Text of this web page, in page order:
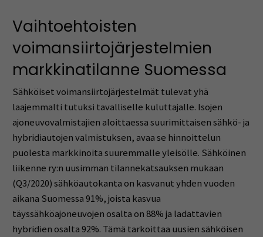
Vaihtoehtoisten
voimansiirtojärjestelmien
markkinatilanne Suomessa
Sähköiset voimansiirtojärjestelmät tulevat yhä
laajemmalti tutuksi tavalliselle kuluttajalle. Isojen
ajoneuvovalmistajien aloittaessa suurimittaisen sähkö- ja
hybridiautojen valmistuksen, avaa se hinnoittelun
puolesta markkinoita suuremmalle yleisölle. Sähköinen
liikenne ry:n uusimman tilannekatsauksen mukaan
(Q3/2020) sähköautokanta on kasvanut yhden vuoden
aikana Suomessa 91%, joista kasvua
täyssähköajoneuvojen osalta on 88% ja ladattavien
hybridien osalta 92%. Tämä tarkoittaa uusien sähköisen